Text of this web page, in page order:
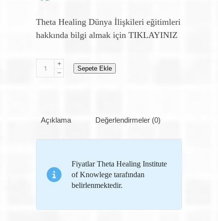
Theta Healing Dünya İlişkileri eğitimleri
hakkında bilgi almak için TIKLAYINIZ
Theta
Healing
Sepete Ekle
Açıklama Değerlendirmeler (0)
Fiyatlar Theta Healing Institute
of Knowlege tarafından
belirlenmektedir.